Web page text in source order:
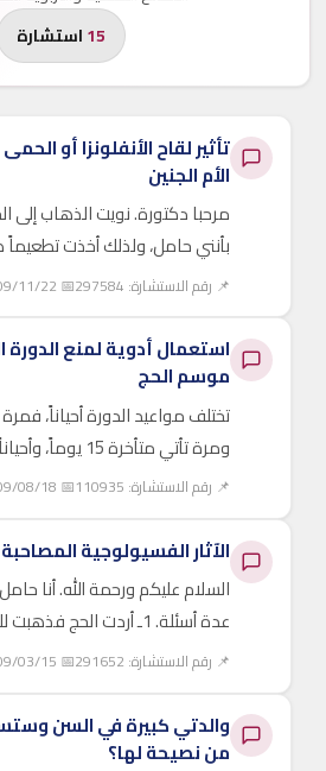
15استشارة
تأثير لقاح الأنفلونزا أو
الأم الجنين
مرحبا دكتورة. نويت الذهاب إلى
بأنني حامل، ولذلك أخذت
الشوكية والانفلونزا العادية، ...
📌 رقم الاستشارة: 297584 📅 2009/11/22
استعمال أدوية لمنع
موسم الحج
ومرة تأتي متأخرة
هذا حال ...
📌 رقم الاستشارة: 110935 📅 2009/08/18
الآثار الفسيولوجية
السلام عليكم ورحمة الله. أنا
عدة أسئلة. 1ـ أردت
تحليل دم؛ لأن الدورة ...
📌 رقم الاستشارة: 291652 📅 2009/03/15
والدتي كبيرة في السن
من نصيحة لها؟